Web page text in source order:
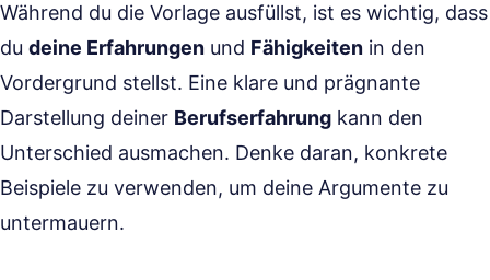
Während du die Vorlage ausfüllst, ist es wichtig, dass
du deine Erfahrungen und Fähigkeiten in den
Vordergrund stellst. Eine klare und prägnante
Darstellung deiner Berufserfahrung kann den
Unterschied ausmachen. Denke daran, konkrete
Beispiele zu verwenden, um deine Argumente zu
untermauern.